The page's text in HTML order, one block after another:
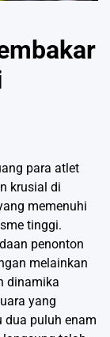
para atlet
krusial di
memenuhi
tinggi.
penonton
melainkan
dinamika
yang
dua puluh enam